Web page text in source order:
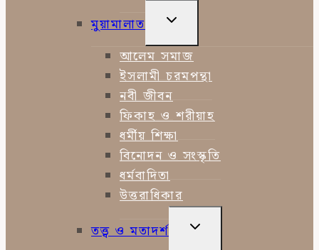
মুয়ামালাত
TOGGLE
MENU
আলেম সমাজ
ইসলামী চরমপন্থা
নবী জীবন
ফিকাহ ও শরীয়াহ
ধর্মীয় শিক্ষা
বিনোদন ও সংস্কৃতি
ধর্মবাদিতা
উত্তরাধিকার
তত্ত্ব ও মতাদর্শ
TOGGLE